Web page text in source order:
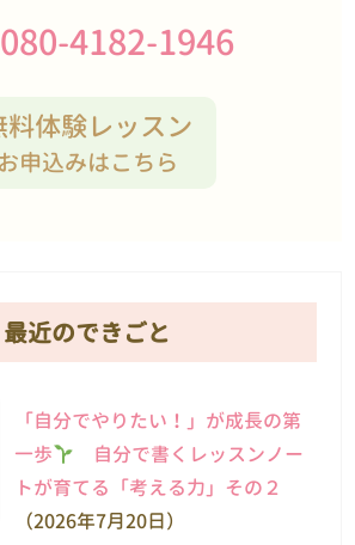
080-4182-1946
料体験レッスン
お申込みはこちら
最近のできごと
「自分でやりたい！」が成長の第
一歩
自分で書くレッスンノー
トが育てる「考える力」その２
（2026年7月20日）